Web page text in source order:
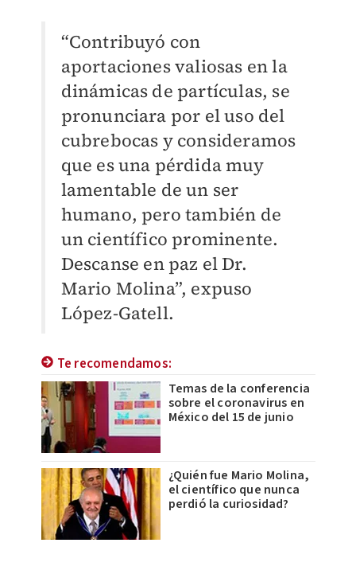
“Contribuyó con
aportaciones valiosas en la
dinámicas de partículas, se
pronunciara por el uso del
cubrebocas y consideramos
que es una pérdida muy
lamentable de un ser
humano, pero también de
un científico prominente.
Descanse en paz el Dr.
Mario Molina”, expuso
López-Gatell.
Te recomendamos:
Temas de la conferencia
sobre el coronavirus en
México del 15 de junio
¿Quién fue Mario Molina,
el científico que nunca
perdió la curiosidad?